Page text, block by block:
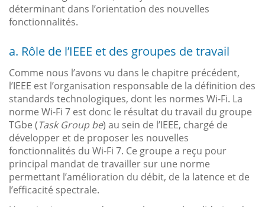
déterminant dans l’orientation des nouvelles
fonctionnalités.
a. Rôle de l’IEEE et des groupes de travail
Comme nous l’avons vu dans le chapitre précédent,
l’IEEE est l’organisation responsable de la définition des
standards technologiques, dont les normes Wi-Fi. La
norme Wi-Fi 7 est donc le résultat du travail du groupe
TGbe (Task Group be) au sein de l’IEEE, chargé de
développer et de proposer les nouvelles
fonctionnalités du Wi-Fi 7. Ce groupe a reçu pour
principal mandat de travailler sur une norme
permettant l’amélioration du débit, de la latence et de
l’efficacité spectrale.